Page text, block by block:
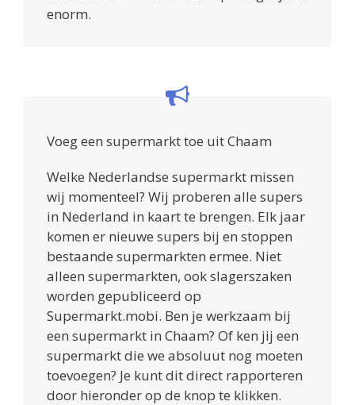
enorm.
Voeg een supermarkt toe uit Chaam
Welke Nederlandse supermarkt missen
wij momenteel? Wij proberen alle supers
in Nederland in kaart te brengen. Elk jaar
komen er nieuwe supers bij en stoppen
bestaande supermarkten ermee. Niet
alleen supermarkten, ook slagerszaken
worden gepubliceerd op
Supermarkt.mobi. Ben je werkzaam bij
een supermarkt in Chaam? Of ken jij een
supermarkt die we absoluut nog moeten
toevoegen? Je kunt dit direct rapporteren
door hieronder op de knop te klikken.